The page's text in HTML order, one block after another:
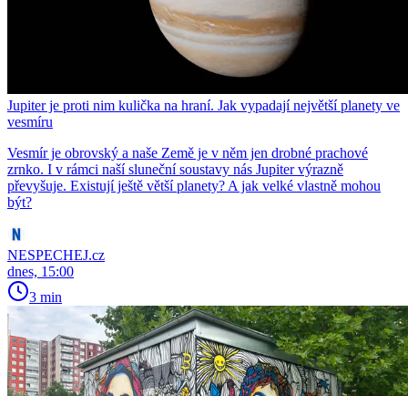
Jupiter je proti nim kulička na hraní. Jak vypadají největší planety ve
vesmíru
Vesmír je obrovský a naše Země je v něm jen drobné prachové
zrnko. I v rámci naší sluneční soustavy nás Jupiter výrazně
převyšuje. Existují ještě větší planety? A jak velké vlastně mohou
být?
NESPECHEJ.cz
dnes, 15:00
3 min